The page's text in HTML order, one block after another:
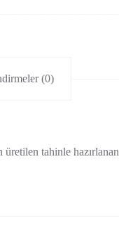
(0)
tahinle hazırlanan